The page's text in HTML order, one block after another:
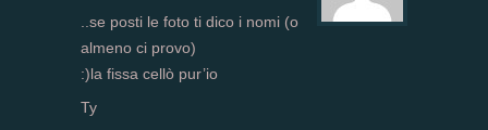
..se posti le foto ti dico i nomi (o
almeno ci provo)
:)la fissa cellò pur’io
Ty